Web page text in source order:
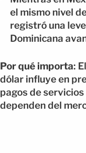
el mismo nivel
registró una
Dominicana
Por qué importa:
dólar influye en
pagos de
dependen del